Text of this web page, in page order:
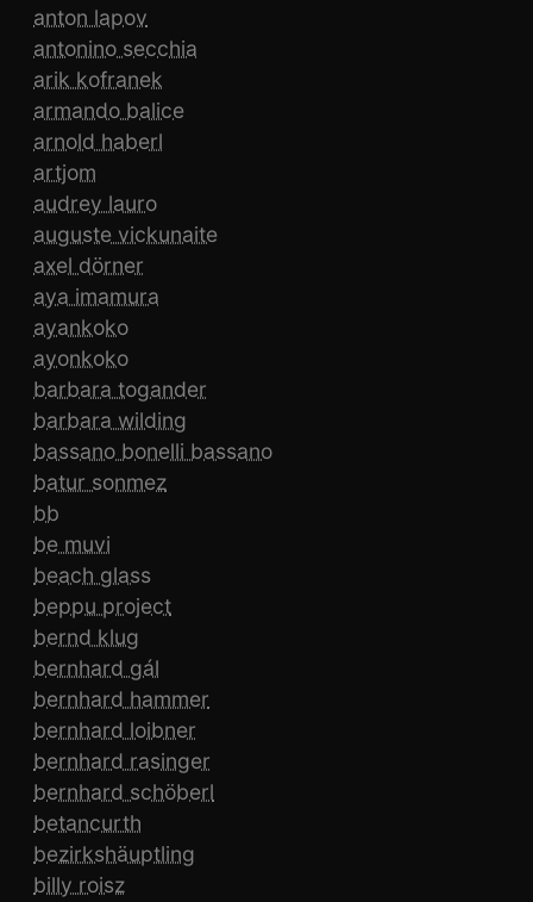
anton lapov
antonino secchia
arik kofranek
armando balice
arnold haberl
artjom
audrey lauro
auguste vickunaite
axel dörner
aya imamura
ayankoko
ayonkoko
barbara togander
barbara wilding
bassano bonelli bassano
batur sonmez
bb
be muvi
beach glass
beppu project
bernd klug
bernhard gál
bernhard hammer
bernhard loibner
bernhard rasinger
bernhard schöberl
betancurth
bezirkshäuptling
billy roisz